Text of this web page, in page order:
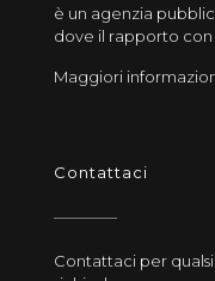
è un agenzia
dove il rapporto con
Maggiori
Contattaci
Contattaci per